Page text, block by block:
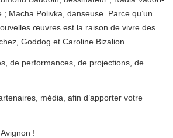
Macha Polivka, danseuse. Parce qu’un
œuvres est la raison de vivre des
Goddog et Caroline Bizalion.
de performances, de projections, de
média, afin d’apporter votre
!